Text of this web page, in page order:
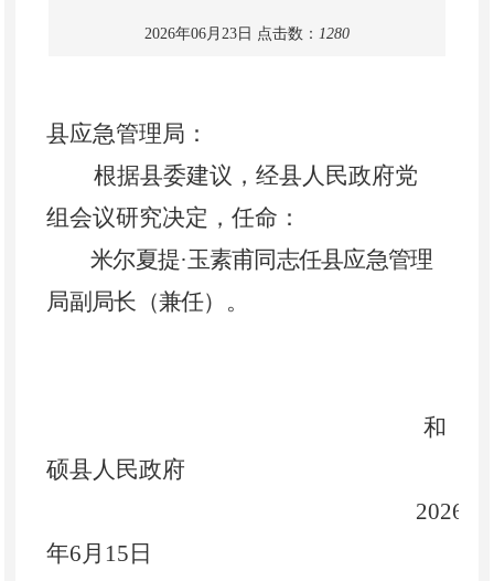
2026年06月23日 点击数： 1280
县应急管理局 ：
根据县委建议，经县人民政府党
组会议研究决定，任命：
米尔夏提·玉素甫同志任县应急管理
局副局长（兼任）。
和
硕县人民政府
2026
年6月 15 日